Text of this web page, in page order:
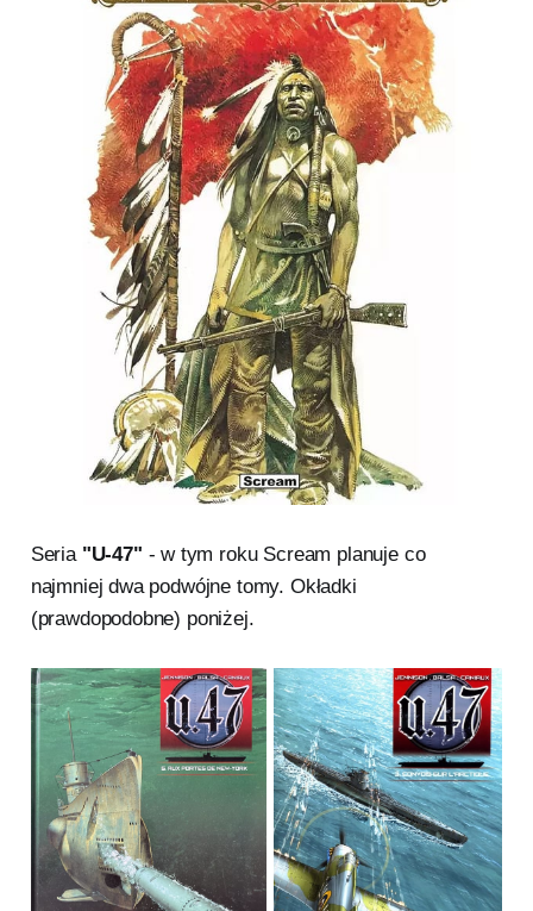
Seria "U-47" - w tym roku Scream planuje co
najmniej dwa podwójne tomy. Okładki
(prawdopodobne) poniżej.